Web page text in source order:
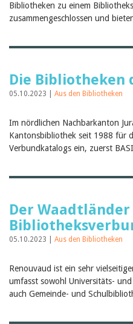
Bibliotheken zu einem
zusammengeschlossen und
Die Bibliotheken
05.10.2023 | Aus den Bibliotheken
Im nördlichen Nachbarkanton
Kantonsbibliothek seit 1988 für
Verbundkatalogs ein, zuerst
Der Waadtländer
05.10.2023 | Aus den Bibliotheken
Renouvaud ist ein sehr
umfasst sowohl Universitäts-
auch Gemeinde- und